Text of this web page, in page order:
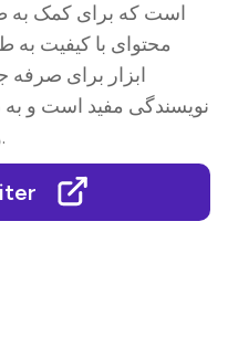
است که برای کمک به
محتوای با کیفیت
ابزار برای صرفه
نویسندگی مفید است و به
و بازاریابان محتوا خدمت می‌کند.